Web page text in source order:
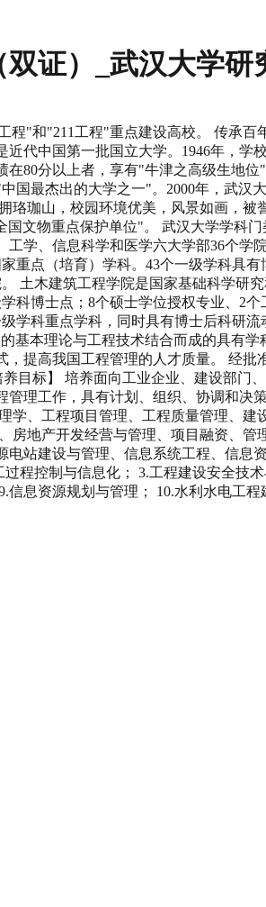
证）_武汉大学研
"和"211工程"重点建设高校。 传承百
代中国第一批国立大学。1946年，学
80分以上者，享有"牛津之高级生地
国最杰出的大学之一"。2000年，武汉
珈山，校园环境优美，风景如画，
文物重点保护单位"。 武汉大学学科
学、信息科学和医学六大学部36个学
重点（培育）学科。43个一级学科具
土木建筑工程学院是国家基础科学研
科博士点；8个硕士学位授权专业、2
学科重点学科，同时具有博士后科研流
基本理论与工程技术结合而成的具有
提高我国工程管理的人才质量。 经批
目标】 培养面向工业企业、建设部门
理工作，具有计划、组织、协调和决
学、工程项目管理、工程质量管理、
地产开发经营与管理、项目融资、管
站建设与管理、信息系统工程、信息
程控制与信息化； 3.工程建设安全技
息资源规划与管理； 10.水利水电工程